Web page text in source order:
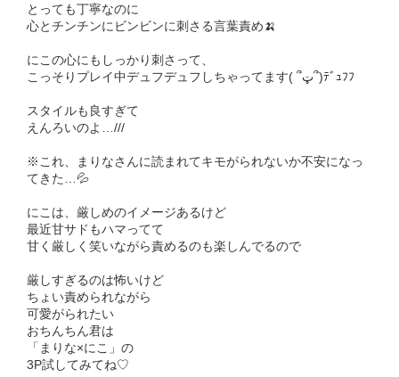
とっても丁寧なのに
心とチンチンにビンビンに刺さる言葉責め🍌
にこの心にもしっかり刺さって、
こっそりプレイ中デュフデュフしちゃってます( ՞ټ՞)ﾃﾞｭﾌﾌ
スタイルも良すぎて
えんろいのよ…///
※これ、まりなさんに読まれてキモがられないか不安になっ
てきた…💦
にこは、厳しめのイメージあるけど
最近甘サドもハマってて
甘く厳しく笑いながら責めるのも楽しんでるので
厳しすぎるのは怖いけど
ちょい責められながら
可愛がられたい
おちんちん君は
「まりな×にこ」の
3P試してみてね♡